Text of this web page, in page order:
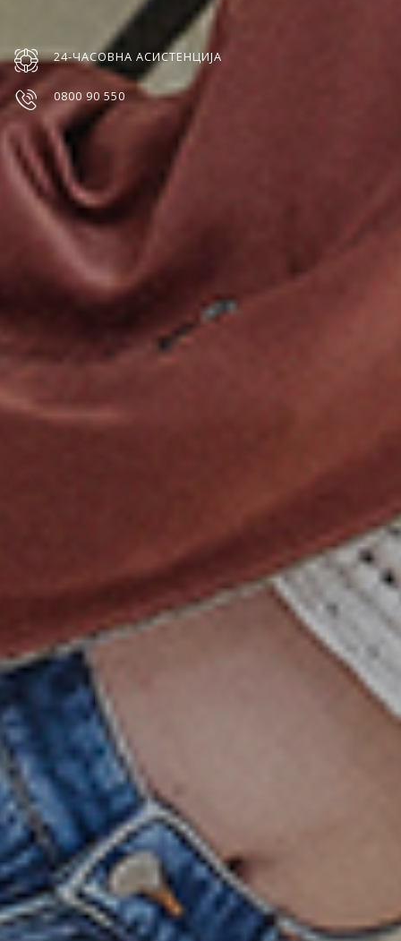
24-ЧАСОВНА АСИСТЕНЦИЈА
0800 90 550